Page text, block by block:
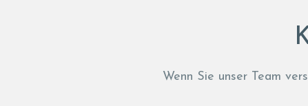
Wenn Sie unser Team